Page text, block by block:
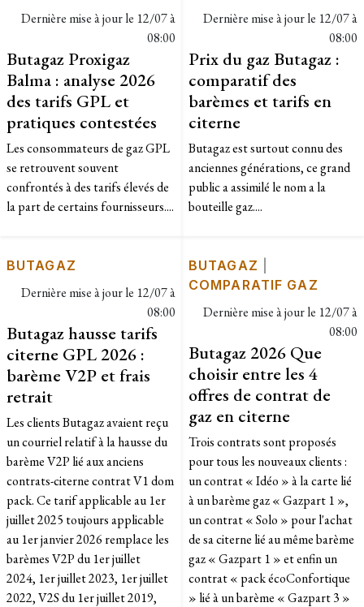
Dernière mise à jour le 12/07 à
08:00
Butagaz Proxigaz
Balma : analyse 2026
des tarifs GPL et
pratiques contestées
Les consommateurs de gaz GPL
se retrouvent souvent
confrontés à des tarifs élevés de
la part de certains fournisseurs....
Dernière mise à jour le 12/07 à
08:00
Prix du gaz Butagaz :
comparatif des
barèmes et tarifs en
citerne
Butagaz est surtout connu des
anciennes générations, ce grand
public a assimilé le nom a la
bouteille gaz....
BUTAGAZ
Dernière mise à jour le 12/07 à
08:00
Butagaz hausse tarifs
citerne GPL 2026 :
barème V2P et frais
retrait
Les clients Butagaz avaient reçu
un courriel relatif à la hausse du
barème V2P lié aux anciens
contrats-citerne contrat V1 dom
pack. Ce tarif applicable au 1er
juillet 2025 toujours applicable
au 1er janvier 2026 remplace les
barèmes V2P du 1er juillet
2024, 1er juillet 2023, 1er juillet
2022, V2S du 1er juillet 2019,
BUTAGAZ
COMPARATIF GAZ
Dernière mise à jour le 12/07 à
08:00
Butagaz 2026 Que
choisir entre les 4
offres de contrat de
gaz en citerne
Trois contrats sont proposés
pour tous les nouveaux clients :
un contrat « Idéo » à la carte lié
à un barème gaz « Gazpart 1 »,
un contrat « Solo » pour l'achat
de sa citerne lié au même barème
gaz « Gazpart 1 » et enfin un
contrat « pack écoConfortique
» lié à un barème « Gazpart 3 »